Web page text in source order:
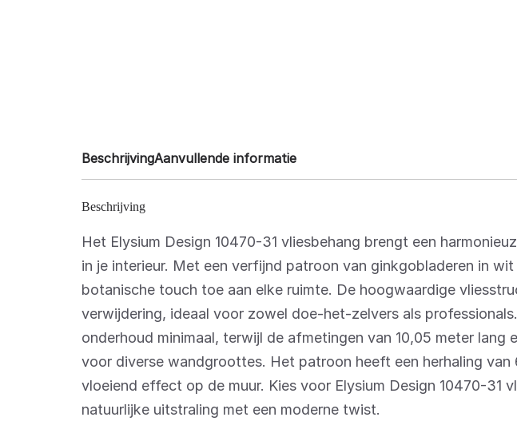
BeschrijvingAanvullende informatie
Beschrijving
Het Elysium Design 10470-31 vliesbehang brengt een
in je interieur. Met een verfijnd patroon van ginkgobladeren in
botanische touch toe aan elke ruimte. De hoogwaardige
verwijdering, ideaal voor zowel doe-het-zelvers als professionals.
onderhoud minimaal, terwijl de afmetingen van 10,05 meter
voor diverse wandgroottes. Het patroon heeft een herhaling
vloeiend effect op de muur. Kies voor Elysium Design 10470-31
natuurlijke uitstraling met een moderne twist.